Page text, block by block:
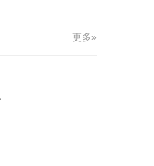
更多»